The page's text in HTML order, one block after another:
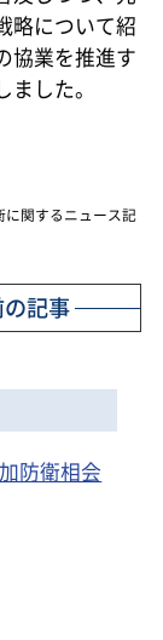
略について紹
協業を推進す
した。
関するニュース記
の記事
防衛相会